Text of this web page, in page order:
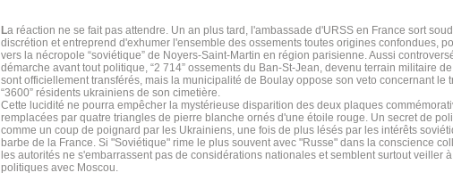
La réaction ne se fait pas attendre. Un an plus tard, l'ambassade d'URSS en France sort
discrétion et entreprend d'exhumer l'ensemble des ossements toutes origines confondues,
vers la nécropole “soviétique” de Noyers-Saint-Martin en région parisienne. Aussi
démarche avant tout politique, “2 714” ossements du Ban-St-Jean, devenu terrain militaire
sont officiellement transférés, mais la municipalité de Boulay oppose son veto concernant le
“3600” résidents ukrainiens de son cimetière.
Cette lucidité ne pourra empêcher la mystérieuse disparition des deux plaques
remplacées par quatre triangles de pierre blanche ornés d'une étoile rouge. Un secret de
comme un coup de poignard par les Ukrainiens, une fois de plus lésés par les intérêts
barbe de la France. Si "Soviétique" rime le plus souvent avec "Russe" dans la conscience
les autorités ne s'embarrassent pas de considérations nationales et semblent surtout veiller
politiques avec Moscou.